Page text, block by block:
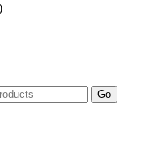
Go